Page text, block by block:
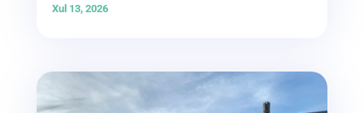
Xul 13, 2026